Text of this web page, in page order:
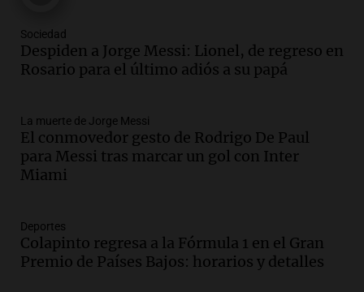
Audio. Tormentas y filtraciones: "El
agua entra por donde menos
Episodios
Audio.Nahuel Pennisi y la huella de
Mercedes Sosa: "La emoción es el filtro
máximo".
Audio.Orellana Lucca celebró su peña
de folclore en Córdoba
Sociedad
Despiden a Jorge Messi: Lionel, de regreso en
Rosario para el último adiós a su papá
La muerte de Jorge Messi
El conmovedor gesto de Rodrigo De Paul
para Messi tras marcar un gol con Inter
Miami
Deportes
Colapinto regresa a la Fórmula 1 en el Gran
Premio de Países Bajos: horarios y detalles